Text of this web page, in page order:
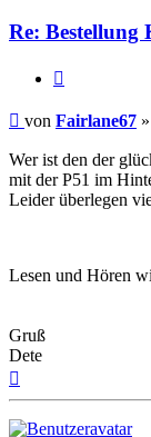
Re: Bestellung
Beitrag
von Fairlane67 »
Wer ist den der
mit der P51 im
Leider überlegen
Lesen und Hören
Gruß
Dete